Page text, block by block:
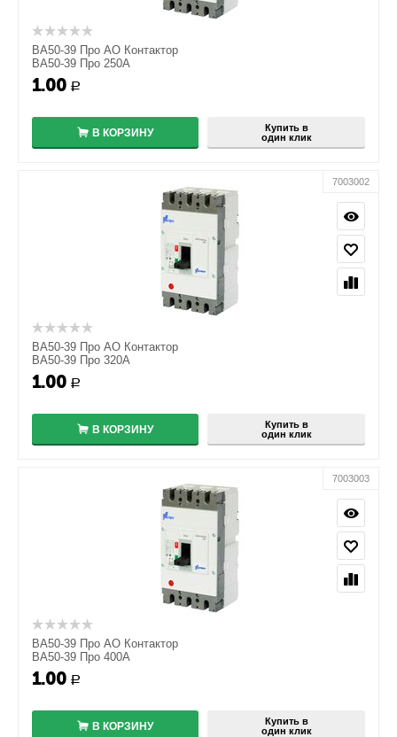
ВА50-39 Про АО Контактор
ВА50-39 Про 250A
1.00 Р
В КОРЗИНУ
Купить в
один клик
7003002
ВА50-39 Про АО Контактор
ВА50-39 Про 320А
1.00 Р
В КОРЗИНУ
Купить в
один клик
7003003
ВА50-39 Про АО Контактор
ВА50-39 Про 400А
1.00 Р
В КОРЗИНУ
Купить в
один клик